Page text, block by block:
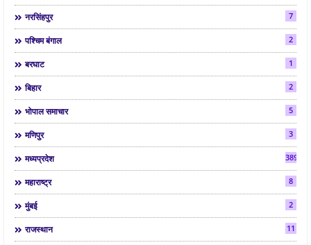
नरसिंहपुर 7
पश्चिम बंगाल 2
बरघाट 1
बिहार 2
भोपाल समाचार 5
मणिपुर 3
मध्यप्रदेश 3892
महाराष्ट्र 8
मुंबई 2
राजस्थान 11